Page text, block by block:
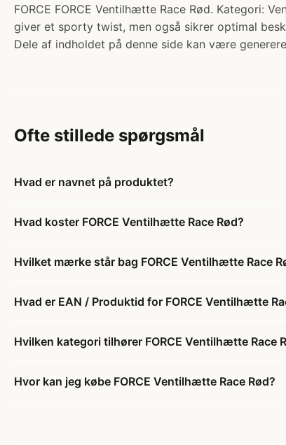
FORCE FORCE Ventilhætte Race Rød. Kategori:
giver et sporty twist, men også sikrer optimal
Dele af indholdet på denne side kan være
Ofte stillede spørgsmål
Hvad er navnet på produktet?
Hvad koster FORCE Ventilhætte Race Rød?
Hvilket mærke står bag FORCE Ventilhætte Race
Hvad er EAN / Produktid for FORCE Ventilhætte
Hvilken kategori tilhører FORCE Ventilhætte Race
Hvor kan jeg købe FORCE Ventilhætte Race Rød?